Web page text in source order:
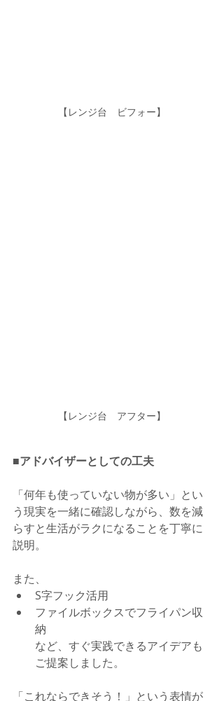
【レンジ台　ビフォー】
【レンジ台　アフター】
■アドバイザーとしての工夫
「何年も使っていない物が多い」とい
う現実を一緒に確認しながら、数を減
らすと生活がラクになることを丁寧に
説明。
また、
S字フック活用
ファイルボックスでフライパン収
納
など、すぐ実践できるアイデアも
ご提案しました。
「これならできそう！」という表情が